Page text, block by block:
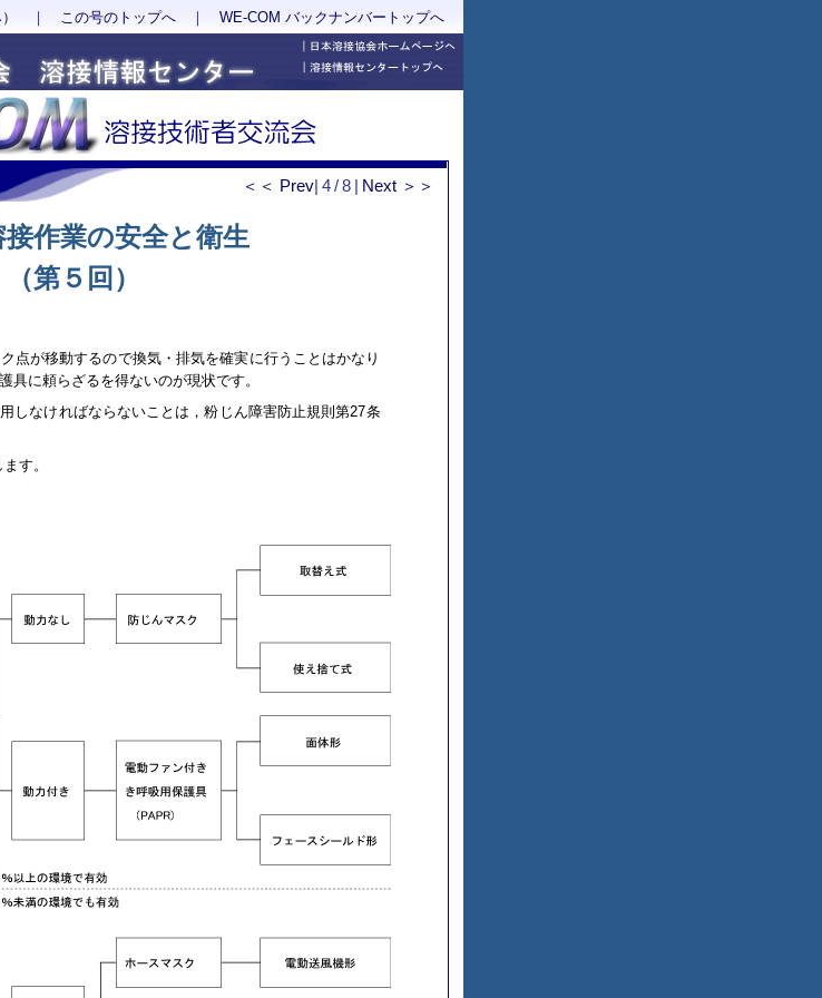
｜ この号のトップへ ｜ WE-COM バックナンバートップへ
＜＜ Prev|4/8| Next ＞＞
作業の安全と衛生
（第５回）
点が移動するので換気・排気を確実に行うことはかなり
具に頼らざるを得ないのが現状です。
しなければならないことは，粉じん障害防止規則第27条
す。